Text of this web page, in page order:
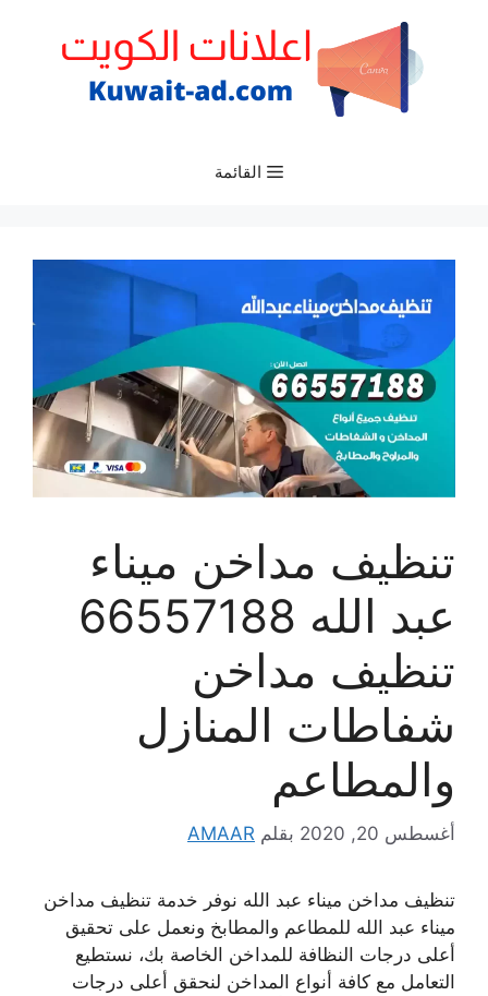
القائمة
تنظيف مداخن ميناء
عبد الله 66557188
تنظيف مداخن
شفاطات المنازل
والمطاعم
أغسطس 20, 2020 بقلم AMAAR
تنظيف مداخن ميناء عبد الله نوفر خدمة تنظيف مداخن
ميناء عبد الله للمطاعم والمطابخ ونعمل على تحقيق
أعلى درجات النظافة للمداخن الخاصة بك، نستطيع
التعامل مع كافة أنواع المداخن لنحقق أعلى درجات